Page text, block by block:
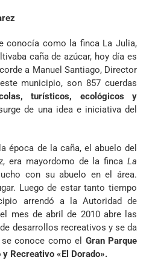
conocía como la finca La Julia,
caña de azúcar, hoy día es
a Manuel Santiago, Director
municipio, son 857 cuerdas
turísticos, ecológicos y
de una idea e iniciativa del
época de la caña, el abuelo del
era mayordomo de la finca La
con su abuelo en el área.
Luego de estar tanto tiempo
arrendó a la Autoridad de
mes de abril de 2010 abre las
desarrollos recreativos y se da
conoce como el Gran Parque
Recreativo «El Dorado».